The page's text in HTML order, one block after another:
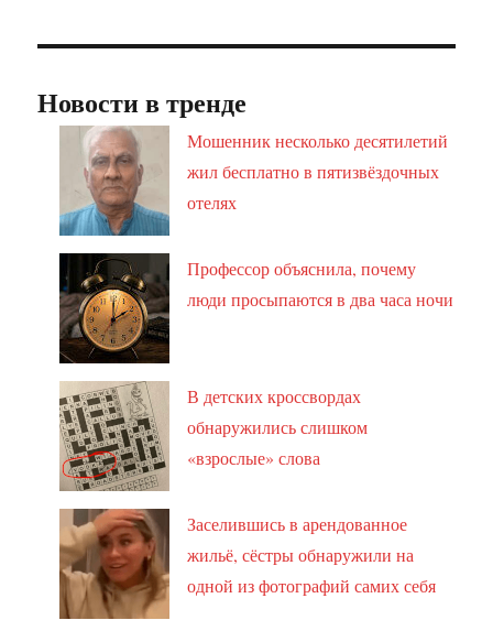
Новости в тренде
Мошенник несколько десятилетий
жил бесплатно в пятизвёздочных
отелях
Профессор объяснила, почему
люди просыпаются в два часа ночи
В детских кроссвордах
обнаружились слишком
«взрослые» слова
Заселившись в арендованное
жильё, сёстры обнаружили на
одной из фотографий самих себя